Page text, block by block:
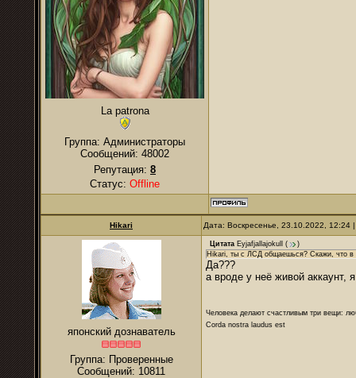
La patrona
Группа: Администраторы
Сообщений: 48002
Репутация: 8
Статус: Offline
Hikari Дата: Воскресенье, 23.10.2022,
японский дознаватель
Группа: Проверенные
Сообщений: 10811
Цитата Eyjafjallajokull (
)
Hikari, ты с ЛСД общаешься? Скажи, что в
Да???
а вроде у неё живой аккаунт,
Человека делают счастливым три вещи:
Corda nostra laudus est